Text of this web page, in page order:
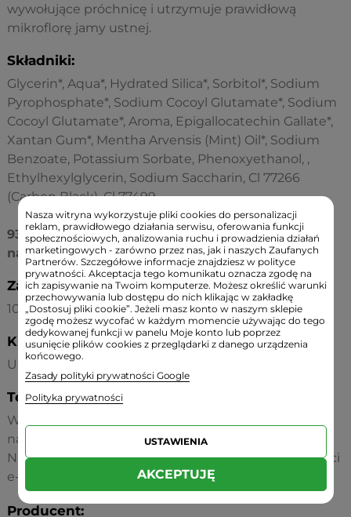
wywołujące próchnicę i utrzymuje prawidłową
mikroflorę jamy ustnej.
Składniki:
Glycerin*, Aqua*, Hydrated Silica*, Sorbitol*, Sodium
Pyrophosphate*, Sodium Cocoyl Glutamate*, Sodium
Cocoyl Glutamate*, Aroma, Epigallocatechin Gallate*,
Xantan Gum*, Mentha Arvensis (Mint) Oil*, Sodium
Benzoate, Potassium Sorbate, Phenoxyethanol, ,
Ethylhexylglycerin, Sodium Saccharin, Cl 77266
(Carbon Black), Cl 77499.
93% składników ekologicznych lub pochodzenia
naturalnego
Zawartość netto:
100 ml
Kraj pochodzenia:
Unia Europejska
Termin przydatności:
Wszystkie oferowane produkty są świeże o ile nie
napisano inaczej w ofercie.
Na życzenie podajemy dokładny termin przydatności
e-mailowo lub telefonicznie.
Producent:
Nasza witryna wykorzystuje pliki cookies do personalizacji
reklam, prawidłowego działania serwisu, oferowania funkcji
społecznościowych, analizowania ruchu i prowadzienia działań
marketingowych - zarówno przez nas, jak i naszych Zaufanych
Partnerów. Szczegółowe informacje znajdziesz w polityce
prywatności. Akceptacja tego komunikatu oznacza zgodę na
ich zapisywanie na Twoim komputerze. Możesz określić warunki
przechowywania lub dostępu do nich klikając w zakładkę
„Dostosuj pliki cookie”. Jeżeli masz konto w naszym sklepie
zgodę możesz wycofać w każdym momencie używając do tego
dedykowanej funkcji w panelu Moje konto lub poprzez
usunięcie plików cookies z przeglądarki z danego urządzenia
końcowego.
Zasady polityki prywatności Google
Polityka prywatności
USTAWIENIA
AKCEPTUJĘ